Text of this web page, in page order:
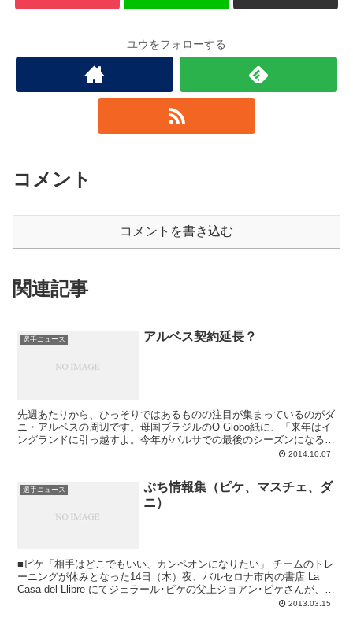
ユウをフォローする
コメント
コメントを書き込む
関連記事
選手ニュース アルベス契約延長？
先週あたりから、ひっそりではあるものの注目が集まっているのがダ
ニ・アルベスの周辺です。母国ブラジルのO Globo紙に、「来年はイ
ングランドに引っ越すよ。今年がバルサでの最後のシーズンになるだ
ろう」とのインタビュー記事が掲載されたのが10月1日（水）のこ
り、クラブとアルベスは2016年までの契約延長で合意寸前だという
2014.10.07
選手ニュース
ぷち情報集（ピケ、マスチェ、ダ
ニ）
■ピケ「相手はどこでもいい、カンペオンになりたい」 チームのトレ
ーニングが休みとなった14日（木）夜、バルセロナ市内の書店 La
Casa del Llibre にてジェラール･ピケの父上ジョアン･ピケさんが、自
2013.03.15